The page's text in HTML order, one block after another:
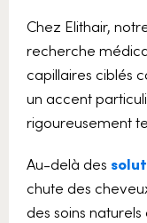
Chez Elithair,
recherche
capillaires ciblés
un accent
rigoureusement
Au-delà des
chute des
des soins